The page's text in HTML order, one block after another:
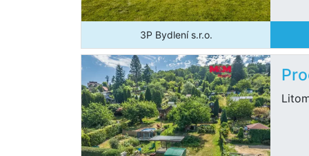
3P Bydlení s.r.o.